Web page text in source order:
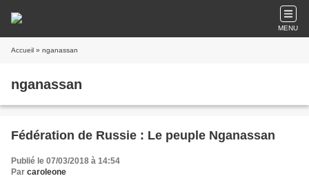
MENU
Accueil » nganassan
nganassan
Fédération de Russie : Le peuple Nganassan
Publié le 07/03/2018 à 14:54
Par caroleone